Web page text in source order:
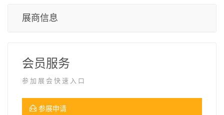
展商信息
会员服务
参加展会快速入口
参展申请